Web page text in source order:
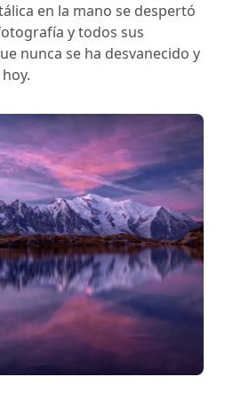
en la mano se despertó
y todos sus
nunca se ha desvanecido y